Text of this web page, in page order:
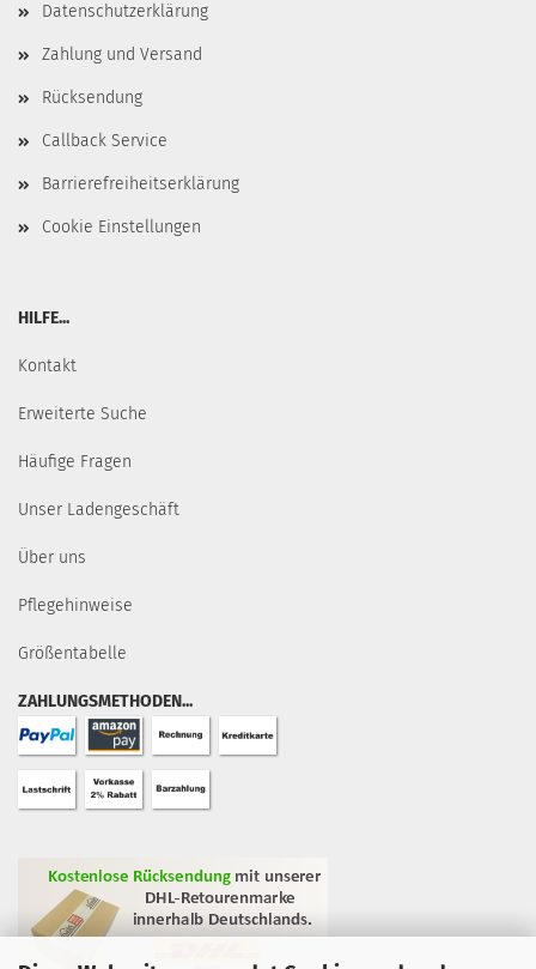
Datenschutzerklärung
Zahlung und Versand
Rücksendung
Callback Service
Barrierefreiheitserklärung
Cookie Einstellungen
HILFE...
Kontakt
Erweiterte Suche
Häufige Fragen
Unser Ladengeschäft
Über uns
Pflegehinweise
Größentabelle
ZAHLUNGSMETHODEN...